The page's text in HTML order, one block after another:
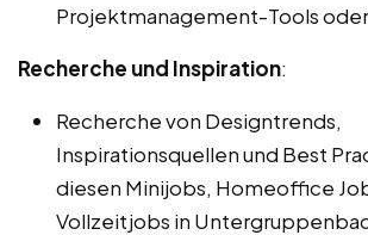
Projektmanagement-Tools
Recherche und Inspiration:
Recherche von Designtrends,
Inspirationsquellen und Best
diesen Minijobs, Homeoffice
Vollzeitjobs in